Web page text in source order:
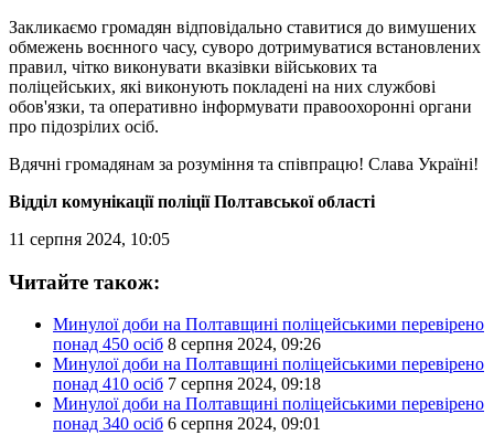
Закликаємо громадян відповідально ставитися до вимушених
обмежень воєнного часу, суворо дотримуватися встановлених
правил, чітко виконувати вказівки військових та
поліцейських, які виконують покладені на них службові
обов'язки, та оперативно інформувати правоохоронні органи
про підозрілих осіб.
Вдячні громадянам за розуміння та співпрацю! Слава Україні!
Відділ комунікації поліції Полтавської області
11 серпня 2024, 10:05
Читайте також:
Минулої доби на Полтавщині поліцейськими перевірено
понад 450 осіб 8 серпня 2024, 09:26
Минулої доби на Полтавщині поліцейськими перевірено
понад 410 осіб 7 серпня 2024, 09:18
Минулої доби на Полтавщині поліцейськими перевірено
понад 340 осіб 6 серпня 2024, 09:01